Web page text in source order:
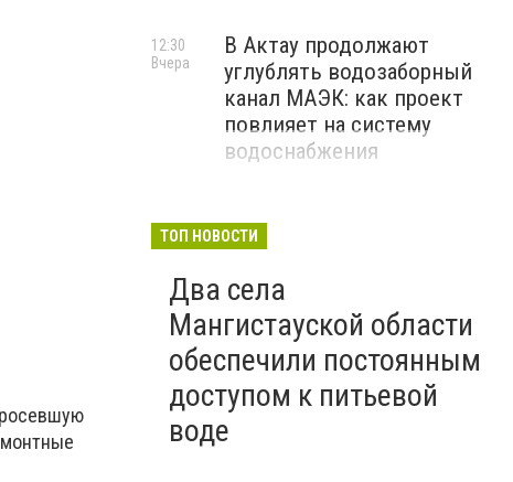
В Актау продолжают
углублять водозаборный
канал МАЭК: как проект
повлияет на систему
водоснабжения
12:30
Вчера
ТОП НОВОСТИ
Два села
Мангистауской области
обеспечили постоянным
доступом к питьевой
воде